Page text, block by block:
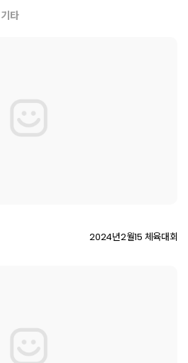
기타
2024년2월15 체육대회